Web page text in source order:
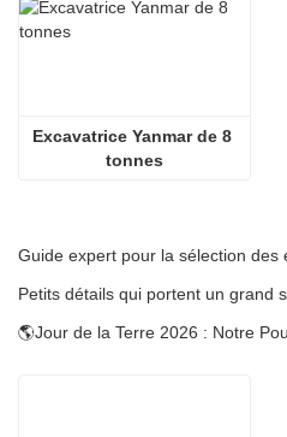
Excavatrice Yanmar de 8
tonnes